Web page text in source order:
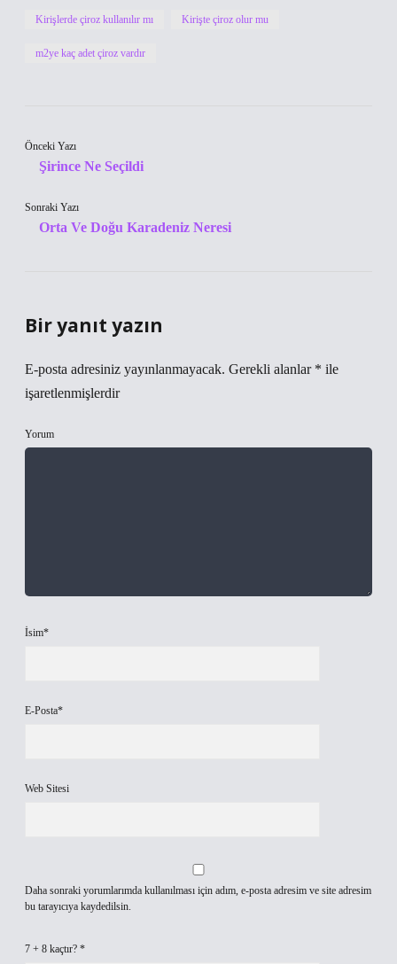
Kirişlerde çiroz kullanılır mı Kirişte çiroz olur mu
m2ye kaç adet çiroz vardır
Önceki Yazı
Şirince Ne Seçildi
Sonraki Yazı
Orta Ve Doğu Karadeniz Neresi
Bir yanıt yazın
E-posta adresiniz yayınlanmayacak. Gerekli alanlar * ile
işaretlenmişlerdir
Yorum
İsim*
E-Posta*
Web Sitesi
Daha sonraki yorumlarımda kullanılması için adım, e-posta adresim ve site adresim
bu tarayıcıya kaydedilsin.
7 + 8 kaçtır? *